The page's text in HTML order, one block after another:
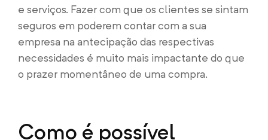
e serviços. Fazer com que os clientes se sintam
seguros em poderem contar com a sua
empresa na antecipação das respectivas
necessidades é muito mais impactante do que
o prazer momentâneo de uma compra.
Como é possível